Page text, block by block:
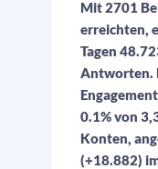
Mit 2701
erreichten,
Tagen
Antworten.
0.1% von
Konten,
(+18.882)